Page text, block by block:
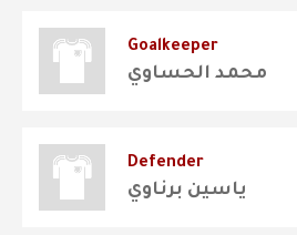
Goalkeeper
محمد الحساوي
Defender
ياسين برناوي